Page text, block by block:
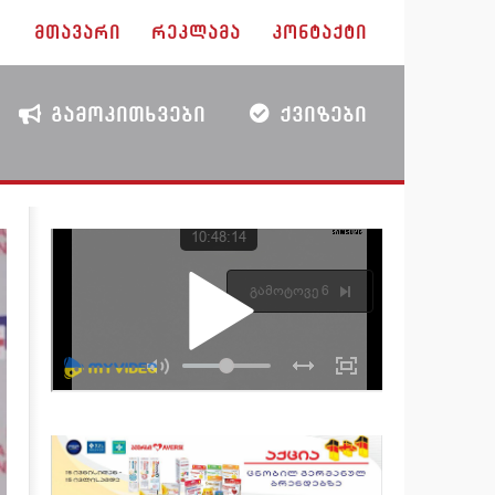
ᲛᲗᲐᲕᲐᲠᲘ ᲠᲔᲙᲚᲐᲛᲐ ᲙᲝᲜᲢᲐᲥᲢᲘ
ᲒᲐᲛᲝᲙᲘᲗᲮᲕᲔᲑᲘ ᲥᲕᲘᲖᲔᲑᲘ